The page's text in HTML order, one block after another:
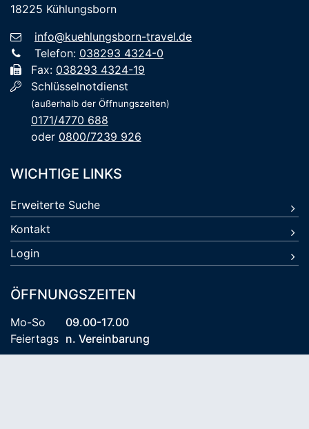
WICHTIGE LINKS
Erweiterte Suche
Kontakt
Login
ÖFFNUNGSZEITEN
Mo-So
09.00-17.00
Feiertags n. Vereinbarung
18225 Kühlungsborn
info@kuehlungsborn-travel.de
Telefon: 038293 4324-0
Fax: 038293 4324-19
Schlüsselnotdienst
(außerhalb der Öffnungszeiten)
0171/4770 688
oder 0800/7239 926